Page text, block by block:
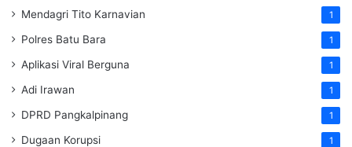
Mendagri Tito Karnavian 1
Polres Batu Bara 1
Aplikasi Viral Berguna 1
Adi Irawan 1
DPRD Pangkalpinang 1
Dugaan Korupsi 1